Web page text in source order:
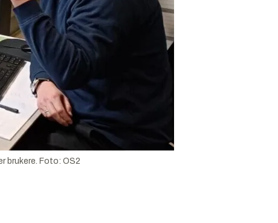
brukere. Foto: OS2